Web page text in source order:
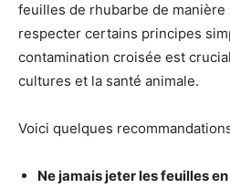
feuilles de rhubarbe de
respecter certains principes
contamination croisée est
cultures et la santé animale.
Voici quelques
Ne jamais jeter les feuilles